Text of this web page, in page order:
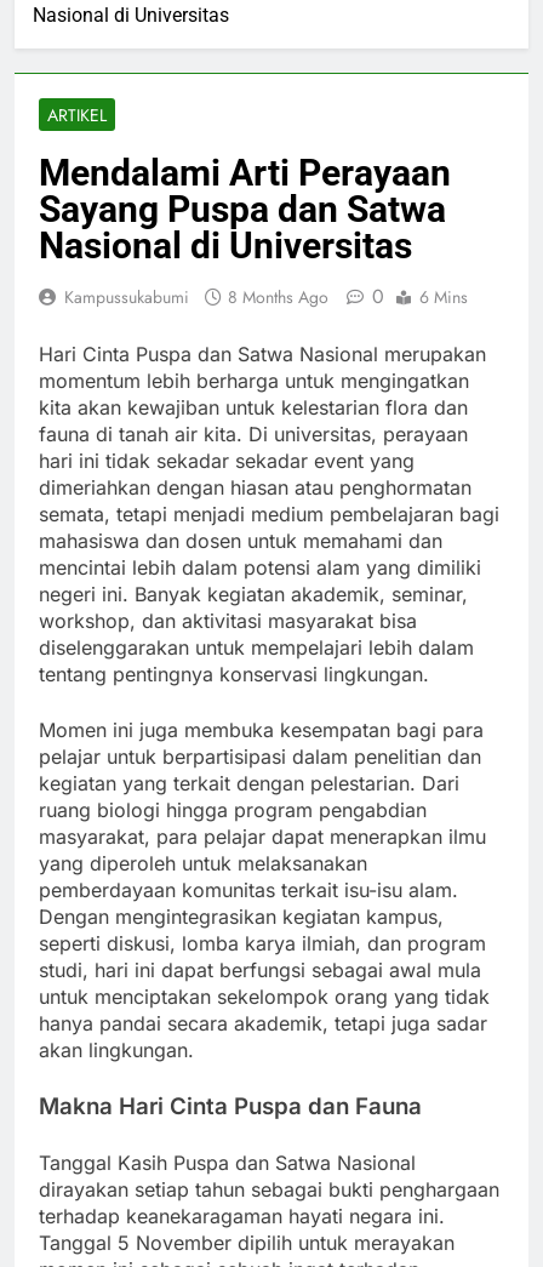
Nasional di Universitas
ARTIKEL
Mendalami Arti Perayaan
Sayang Puspa dan Satwa
Nasional di Universitas
Kampussukabumi 8 Months Ago 0 6 Mins
Hari Cinta Puspa dan Satwa Nasional merupakan
momentum lebih berharga untuk mengingatkan
kita akan kewajiban untuk kelestarian flora dan
fauna di tanah air kita. Di universitas, perayaan
hari ini tidak sekadar sekadar event yang
dimeriahkan dengan hiasan atau penghormatan
semata, tetapi menjadi medium pembelajaran bagi
mahasiswa dan dosen untuk memahami dan
mencintai lebih dalam potensi alam yang dimiliki
negeri ini. Banyak kegiatan akademik, seminar,
workshop, dan aktivitasi masyarakat bisa
diselenggarakan untuk mempelajari lebih dalam
tentang pentingnya konservasi lingkungan.
Momen ini juga membuka kesempatan bagi para
pelajar untuk berpartisipasi dalam penelitian dan
kegiatan yang terkait dengan pelestarian. Dari
ruang biologi hingga program pengabdian
masyarakat, para pelajar dapat menerapkan ilmu
yang diperoleh untuk melaksanakan
pemberdayaan komunitas terkait isu-isu alam.
Dengan mengintegrasikan kegiatan kampus,
seperti diskusi, lomba karya ilmiah, dan program
studi, hari ini dapat berfungsi sebagai awal mula
untuk menciptakan sekelompok orang yang tidak
hanya pandai secara akademik, tetapi juga sadar
akan lingkungan.
Makna Hari Cinta Puspa dan Fauna
Tanggal Kasih Puspa dan Satwa Nasional
dirayakan setiap tahun sebagai bukti penghargaan
terhadap keanekaragaman hayati negara ini.
Tanggal 5 November dipilih untuk merayakan